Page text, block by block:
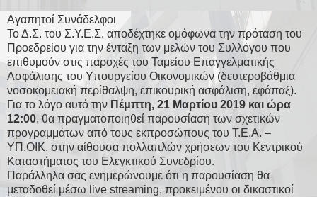
Αγαπητοί Συνάδελφοι
Το Δ.Σ. του Σ.Υ.Ε.Σ. αποδέχτηκε ομόφωνα την πρόταση του
Προεδρείου για την ένταξη των μελών του Συλλόγου που
επιθυμούν στις παροχές του Ταμείου Επαγγελματικής
Ασφάλισης του Υπουργείου Οικονομικών (δευτεροβάθμια
νοσοκομειακή περίθαλψη, επικουρική ασφάλιση, εφάπαξ).
Για το λόγο αυτό την Πέμπτη, 21 Μαρτίου 2019 και ώρα
12:00, θα πραγματοποιηθεί παρουσίαση των σχετικών
προγραμμάτων από τους εκπροσώπους του Τ.Ε.Α. –
ΥΠ.ΟΙΚ. στην αίθουσα πολλαπλών χρήσεων του Κεντρικού
Καταστήματος του Ελεγκτικού Συνεδρίου.
Παράλληλα σας ενημερώνουμε ότι η παρουσίαση θα
μεταδοθεί μέσω live streaming, προκειμένου οι δικαστικοί